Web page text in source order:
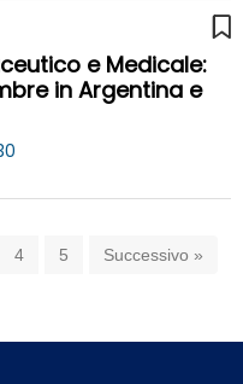
e Medicale:
in Argentina e
4 5 Successivo »